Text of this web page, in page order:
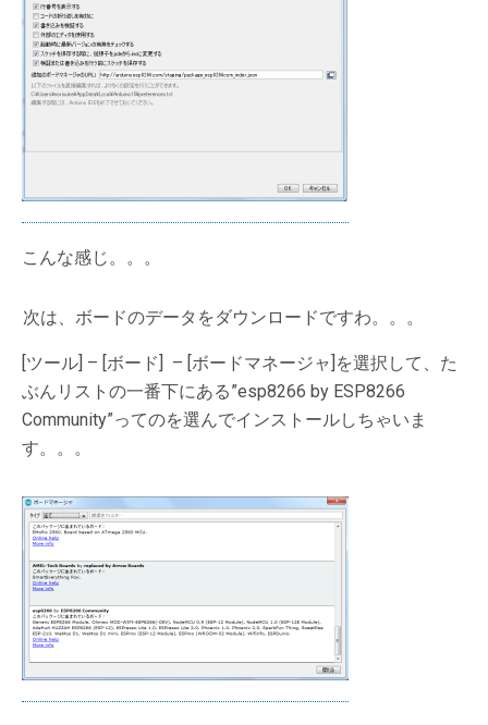
こんな感じ。。。
次は、ボードのデータをダウンロードですわ。。。
[ツール] – [ボード] – [ボードマネージャ]を選択して、た
ぶんリストの一番下にある”esp8266 by ESP8266
Community”ってのを選んでインストールしちゃいま
す。。。